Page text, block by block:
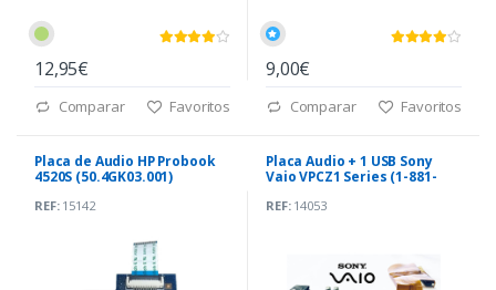
12,95€
Comparar Favoritos
9,00€
Comparar Favoritos
Placa de Audio HP Probook
4520S (50.4GK03.001)
REF:15142
Placa Audio + 1 USB Sony
Vaio VPCZ1 Series (1-881-
REF:14053